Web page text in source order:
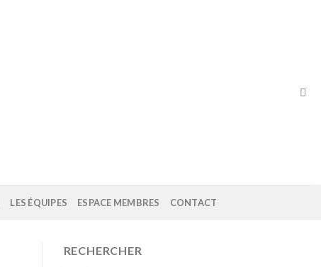
LES ÉQUIPES ESPACE MEMBRES CONTACT
RECHERCHER